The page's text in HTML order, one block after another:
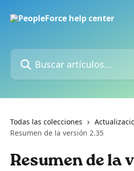
Buscar artículos...
Todas las colecciones
Resumen de la versión 2.35
Resumen de la